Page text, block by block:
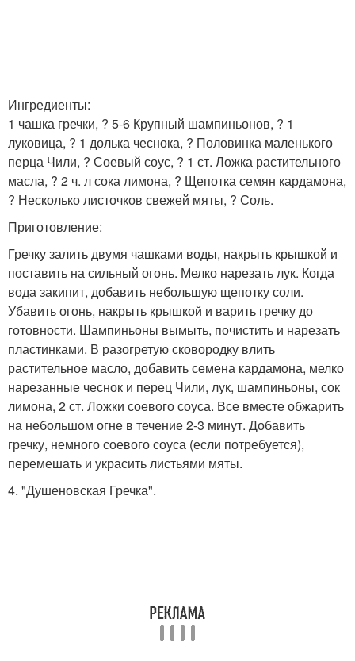
Ингредиенты:
1 чашка гречки, ? 5-6 Крупный шампиньонов, ? 1
луковица, ? 1 долька чеснока, ? Половинка маленького
перца Чили, ? Соевый соус, ? 1 ст. Ложка растительного
масла, ? 2 ч. л сока лимона, ? Щепотка семян кардамона,
? Несколько листочков свежей мяты, ? Соль.
Приготовление:
Гречку залить двумя чашками воды, накрыть крышкой и
поставить на сильный огонь. Мелко нарезать лук. Когда
вода закипит, добавить небольшую щепотку соли.
Убавить огонь, накрыть крышкой и варить гречку до
готовности. Шампиньоны вымыть, почистить и нарезать
пластинками. В разогретую сковородку влить
растительное масло, добавить семена кардамона, мелко
нарезанные чеснок и перец Чили, лук, шампиньоны, сок
лимона, 2 ст. Ложки соевого соуса. Все вместе обжарить
на небольшом огне в течение 2-3 минут. Добавить
гречку, немного соевого соуса (если потребуется),
перемешать и украсить листьями мяты.
4. "Душеновская Гречка".